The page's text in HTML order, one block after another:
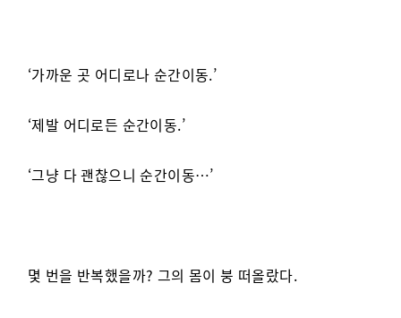
‘가까운 곳 어디로나 순간이동.’
‘제발 어디로든 순간이동.’
‘그냥 다 괜찮으니 순간이동…’
몇 번을 반복했을까? 그의 몸이 붕 떠올랐다.